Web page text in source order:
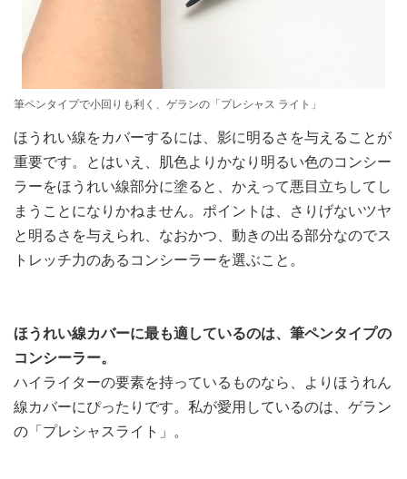
筆ペンタイプで小回りも利く、ゲランの「プレシャス ライト」
ほうれい線をカバーするには、影に明るさを与えることが
重要です。とはいえ、肌色よりかなり明るい色のコンシー
ラーをほうれい線部分に塗ると、かえって悪目立ちしてし
まうことになりかねません。ポイントは、さりげないツヤ
と明るさを与えられ、なおかつ、動きの出る部分なのでス
トレッチ力のあるコンシーラーを選ぶこと。
ほうれい線カバーに最も適しているのは、筆ペンタイプの
コンシーラー。
ハイライターの要素を持っているものなら、よりほうれん
線カバーにぴったりです。私が愛用しているのは、ゲラン
の「プレシャスライト」。